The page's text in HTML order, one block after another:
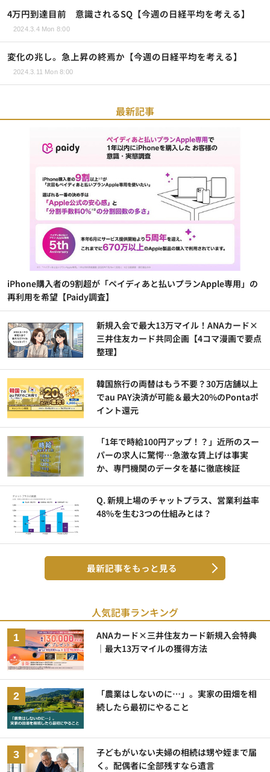
4万円到達目前 意識されるSQ【今週の日経平均を考える】
2024.3.4 Mon 8:00
変化の兆し。急上昇の終焉か【今週の日経平均を考える】
2024.3.11 Mon 8:00
最新記事
iPhone購入者の9割超が「ペイディあと払いプランApple専用」の
再利用を希望【Paidy調査】
新規入会で最大13万マイル！ANAカード×
三井住友カード共同企画【4コマ漫画で要点
整理】
韓国旅行の両替はもう不要？30万店舗以上
でau PAY決済が可能＆最大20%のPontaポ
イント還元
「1年で時給100円アップ！？」近所のスー
パーの求人に驚愕…急激な賃上げは事実
か、専門機関のデータを基に徹底検証
Q. 新規上場のチャットプラス、営業利益率
48%を生む3つの仕組みとは？
最新記事をもっと見る
人気記事ランキング
ANAカード×三井住友カード新規入会特典
｜最大13万マイルの獲得方法
「農業はしないのに…」。実家の田畑を相
続したら最初にやること
子どもがいない夫婦の相続は甥や姪まで届
く。配偶者に全部残すなら遺言